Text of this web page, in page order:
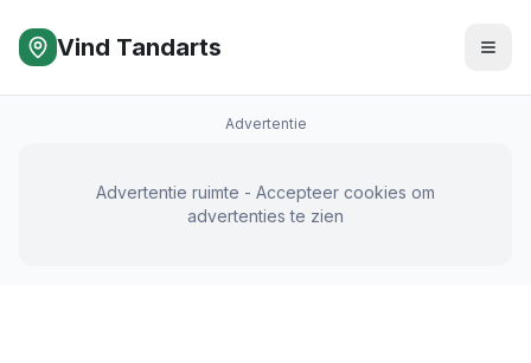
Vind Tandarts
Advertentie
Advertentie ruimte - Accepteer cookies om
advertenties te zien